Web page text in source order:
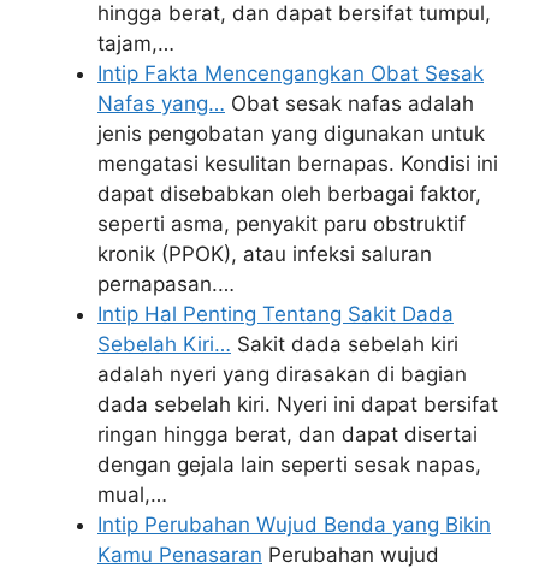
hingga berat, dan dapat bersifat tumpul,
tajam,…
Intip Fakta Mencengangkan Obat Sesak
Nafas yang… Obat sesak nafas adalah
jenis pengobatan yang digunakan untuk
mengatasi kesulitan bernapas. Kondisi ini
dapat disebabkan oleh berbagai faktor,
seperti asma, penyakit paru obstruktif
kronik (PPOK), atau infeksi saluran
pernapasan.…
Intip Hal Penting Tentang Sakit Dada
Sebelah Kiri… Sakit dada sebelah kiri
adalah nyeri yang dirasakan di bagian
dada sebelah kiri. Nyeri ini dapat bersifat
ringan hingga berat, dan dapat disertai
dengan gejala lain seperti sesak napas,
mual,…
Intip Perubahan Wujud Benda yang Bikin
Kamu Penasaran Perubahan wujud